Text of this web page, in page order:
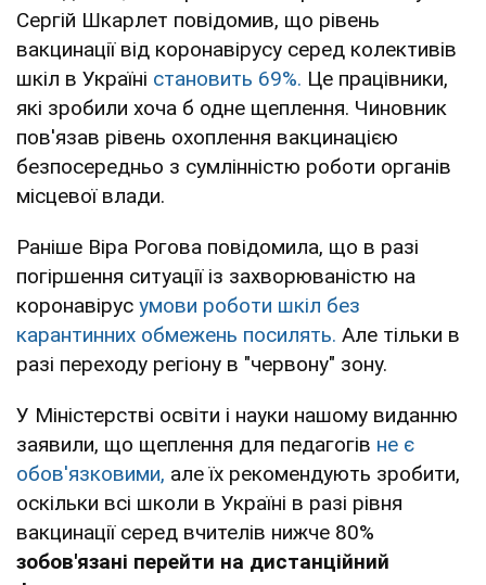
Сергій Шкарлет повідомив, що рівень
вакцинації від коронавірусу серед колективів
шкіл в Україні становить 69%. Це працівники,
які зробили хоча б одне щеплення. Чиновник
пов'язав рівень охоплення вакцинацією
безпосередньо з сумлінністю роботи органів
місцевої влади.
Раніше Віра Рогова повідомила, що в разі
погіршення ситуації із захворюваністю на
коронавірус умови роботи шкіл без
карантинних обмежень посилять. Але тільки в
разі переходу регіону в "червону" зону.
У Міністерстві освіти і науки нашому виданню
заявили, що щеплення для педагогів не є
обов'язковими, але їх рекомендують зробити,
оскільки всі школи в Україні в разі рівня
вакцинації серед вчителів нижче 80%
зобов'язані перейти на дистанційний